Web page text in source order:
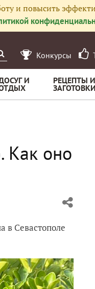
и повысить
Конкурсы
И РЕЦЕПТЫ И
ЗАГОТОВКИ
Как оно
в Севастополе